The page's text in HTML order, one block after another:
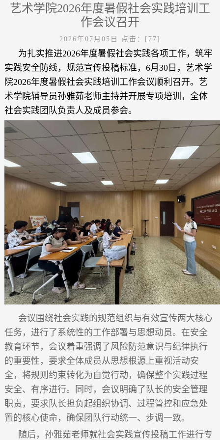
艺术学院2026年度暑假社会实践培训工
作会议召开
2026年07月05日 点击：[ 77]
为扎实推进2026年度暑假社会实践各项工作，筑牢
实践安全防线，规范宣传投稿标准，6月30日，艺术学
院2026年度暑假社会实践培训工作会议顺利召开。艺
术学院辅导员孙雅茹老师主持并开展专项培训，全体
社会实践团队负责人及成员参会。
会议围绕社会实践的规范组织与有效宣传两大核心
任务，进行了系统性的工作部署与思想动员。在安全
教育环节，会议着重强调了风险防范意识与纪律执行
的重要性，要求全体成员从思想根源上重视活动安
全，将规则约束转化为自觉行动，确保整个实践过程
安全、有序进行。同时， 会议明确了队长的安全管理
职责，要求队长担负起组织协调、过程管控和应急处
置的核心使命，确保团队行动统一、步调一致。
随后，孙雅茹老师就社会实践宣传投稿工作进行专